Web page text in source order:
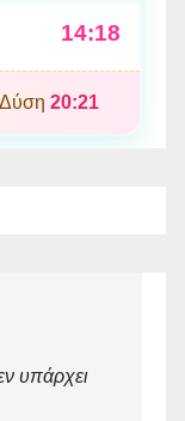
14:18
20:21
υπάρχει